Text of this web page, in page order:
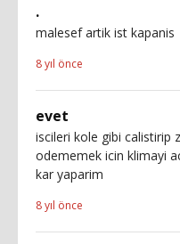
.
malesef artik ist kapanis
8 yıl önce
evet
iscileri kole gibi calistirip
odememek icin klimayi
kar yaparim
8 yıl önce